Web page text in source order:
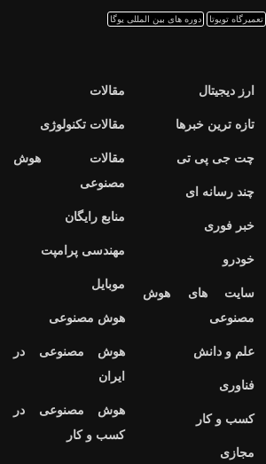
تعمیرگاه تویوتا دوره های بین المللی یوگا
ارز دیجیتال
تازه ترین خبرها
چت جی پی تی
چند رسانه ای
خبر فوری
خودرو
سایت های هوش
مصنوعی
علم و دانش
فناوری
کسب و کار
مجازی
مقالات
مقالات تکنولوژی
مقالات هوش
مصنوعی
منابع رایگان
مهندسی پرامپت
موبایل
هوش مصنوعی
هوش مصنوعی در
ایران
هوش مصنوعی در
کسب و کار